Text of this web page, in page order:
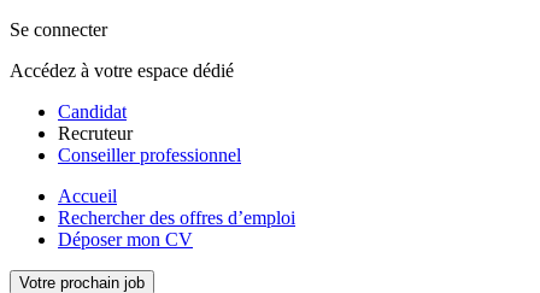
Se connecter
Accédez à votre espace dédié
Candidat
Recruteur
Conseiller professionnel
Accueil
Rechercher des offres d’emploi
Déposer mon CV
Votre prochain job